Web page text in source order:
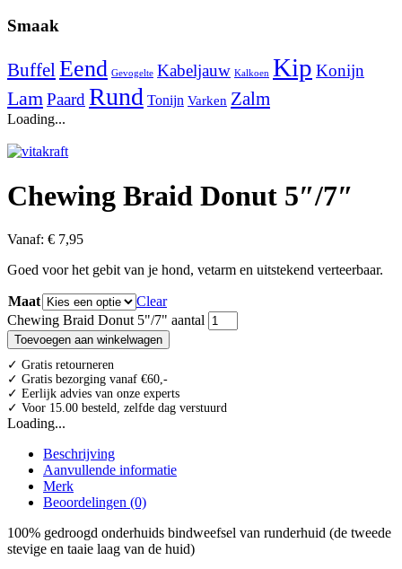
Smaak
BuffelEend Gevogelte Kabeljauw Kalkoen Kip Konijn
LamPaard Rund Tonijn Varken Zalm
Loading...
Chewing Braid Donut 5″/7″
Vanaf: € 7,95
Goed voor het gebit van je hond, vetarm en uitstekend verteerbaar.
Maat
Clear
Chewing Braid Donut 5"/7" aantal
Toevoegen aan winkelwagen
✓ Gratis retourneren
✓ Gratis bezorging vanaf €60,-
✓ Eerlijk advies van onze experts
✓ Voor 15.00 besteld, zelfde dag verstuurd
Loading...
Beschrijving
Aanvullende informatie
Merk
Beoordelingen (0)
100% gedroogd onderhuids bindweefsel van runderhuid (de tweede
stevige en taaie laag van de huid)